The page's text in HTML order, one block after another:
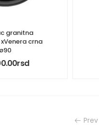
granitna
crna
ø90
rsd
Prev